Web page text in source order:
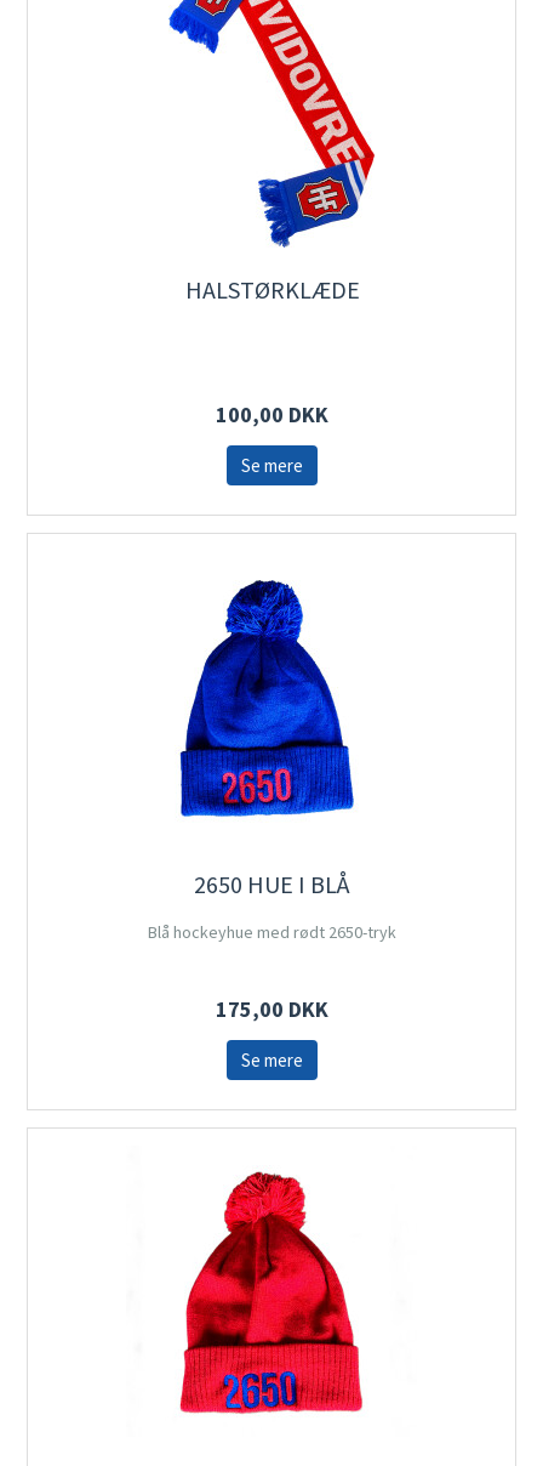
HALSTØRKLÆDE
100,00 DKK
Se mere
2650 HUE I BLÅ
Blå hockeyhue med rødt 2650-tryk
175,00 DKK
Se mere